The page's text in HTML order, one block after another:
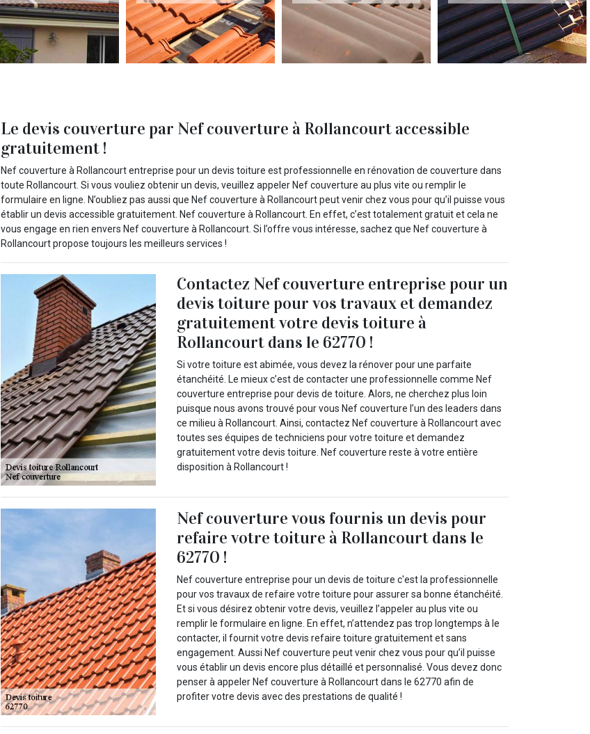
Le devis couverture par Nef couverture à Rollancourt accessible
gratuitement !
Nef couverture à Rollancourt entreprise pour un devis toiture est professionnelle en rénovation de couverture dans
toute Rollancourt. Si vous vouliez obtenir un devis, veuillez appeler Nef couverture au plus vite ou remplir le
formulaire en ligne. N’oubliez pas aussi que Nef couverture à Rollancourt peut venir chez vous pour qu’il puisse vous
établir un devis accessible gratuitement. Nef couverture à Rollancourt. En effet, c’est totalement gratuit et cela ne
vous engage en rien envers Nef couverture à Rollancourt. Si l’offre vous intéresse, sachez que Nef couverture à
Rollancourt propose toujours les meilleurs services !
Contactez Nef couverture entreprise pour un
devis toiture pour vos travaux et demandez
gratuitement votre devis toiture à
Rollancourt dans le 62770 !
Si votre toiture est abimée, vous devez la rénover pour une parfaite
étanchéité. Le mieux c’est de contacter une professionnelle comme Nef
couverture entreprise pour devis de toiture. Alors, ne cherchez plus loin
puisque nous avons trouvé pour vous Nef couverture l’un des leaders dans
ce milieu à Rollancourt. Ainsi, contactez Nef couverture à Rollancourt avec
toutes ses équipes de techniciens pour votre toiture et demandez
gratuitement votre devis toiture. Nef couverture reste à votre entière
disposition à Rollancourt !
Nef couverture vous fournis un devis pour
refaire votre toiture à Rollancourt dans le
62770 !
Nef couverture entreprise pour un devis de toiture c'est la professionnelle
pour vos travaux de refaire votre toiture pour assurer sa bonne étanchéité.
Et si vous désirez obtenir votre devis, veuillez l’appeler au plus vite ou
remplir le formulaire en ligne. En effet, n’attendez pas trop longtemps à le
contacter, il fournit votre devis refaire toiture gratuitement et sans
engagement. Aussi Nef couverture peut venir chez vous pour qu’il puisse
vous établir un devis encore plus détaillé et personnalisé. Vous devez donc
penser à appeler Nef couverture à Rollancourt dans le 62770 afin de
profiter votre devis avec des prestations de qualité !